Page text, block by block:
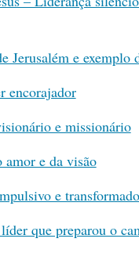
Jerusalém e exemplo
encorajador
e missionário
e da visão
e transformado
que preparou o